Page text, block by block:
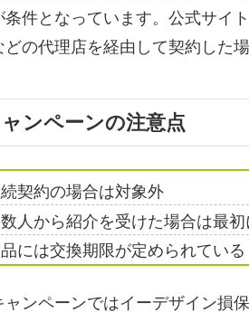
条件となっています。公式サイ
どの代理店を経由して契約した
ンペーンの注意点
契約の場合は対象外
人から紹介を受けた場合は最
には交換期限が定められている
ャンペーンではイーデザイン損